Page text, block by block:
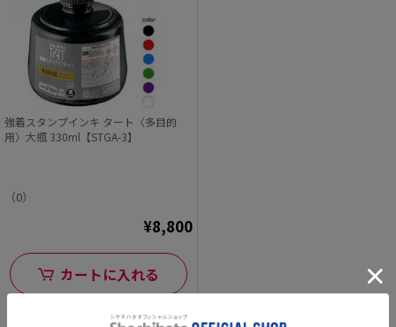
強着スタンプインキ タート〈多目的
用〉大瓶 330ml【STGA-3】
（0）
¥8,800
カートに入れる